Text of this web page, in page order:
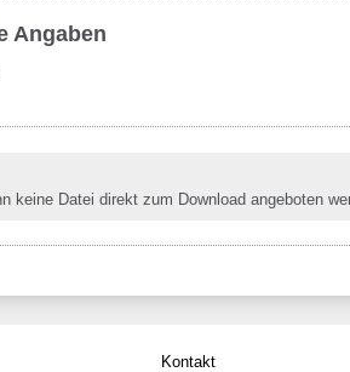
Angaben
keine Datei direkt zum Download angeboten
Kontakt